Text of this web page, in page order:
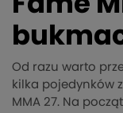
Od razu warto
kilka pojedynków
MMA 27. Na